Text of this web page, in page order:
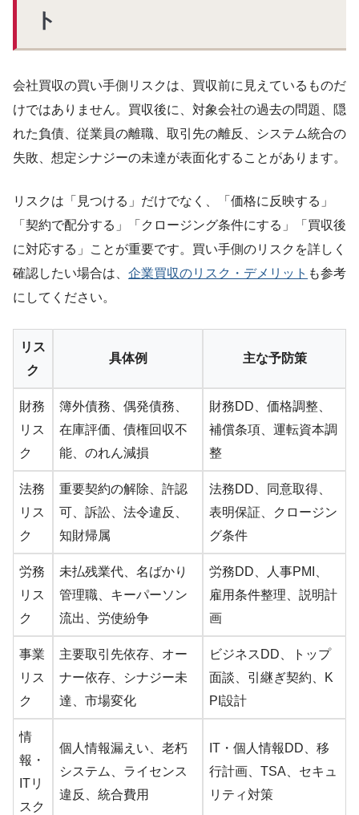
ト
会社買収の買い手側リスクは、買収前に見えているものだ
けではありません。買収後に、対象会社の過去の問題、隠
れた負債、従業員の離職、取引先の離反、システム統合の
失敗、想定シナジーの未達が表面化することがあります。
リスクは「見つける」だけでなく、「価格に反映する」
「契約で配分する」「クロージング条件にする」「買収後
に対応する」ことが重要です。買い手側のリスクを詳しく
確認したい場合は、 企業買収のリスク・デメリット も参考
にしてください。
リス
ク
具体例 主な予防策
財務
リス
ク
簿外債務、偶発債務、
在庫評価、債権回収不
能、のれん減損
財務DD、価格調整、
補償条項、運転資本調
整
法務
リス
ク
重要契約の解除、許認
可、訴訟、法令違反、
知財帰属
法務DD、同意取得、
表明保証、クロージン
グ条件
労務
リス
ク
未払残業代、名ばかり
管理職、キーパーソン
流出、労使紛争
労務DD、人事PMI、
雇用条件整理、説明計
画
事業
リス
ク
主要取引先依存、オー
ナー依存、シナジー未
達、市場変化
ビジネスDD、トップ
面談、引継ぎ契約、K
PI設計
情
報・
ITリ
スク
個人情報漏えい、老朽
システム、ライセンス
違反、統合費用
IT・個人情報DD、移
行計画、TSA、セキュ
リティ対策